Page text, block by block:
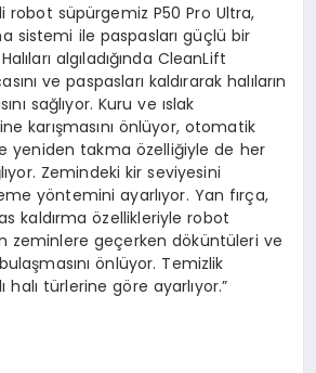
robot süpürgemiz P50 Pro Ultra,
sistemi ile paspasları güçlü bir
algıladığında CleanLift
ve paspasları kaldırarak halıların
sağlıyor. Kuru ve ıslak
karışmasını önlüyor, otomatik
yeniden takma özelliğiyle de her
Zemindeki kir seviyesini
yöntemini ayarlıyor. Yan fırça,
kaldırma özellikleriyle robot
zeminlere geçerken döküntüleri ve
önlüyor. Temizlik
türlerine göre ayarlıyor.”